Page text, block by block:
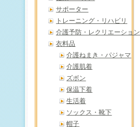
サポーター
トレーニング・リハビリ
介護予防・レクリエーション
衣料品
介護ねまき・パジャマ
介護肌着
ズボン
保温下着
生活着
ソックス・靴下
帽子